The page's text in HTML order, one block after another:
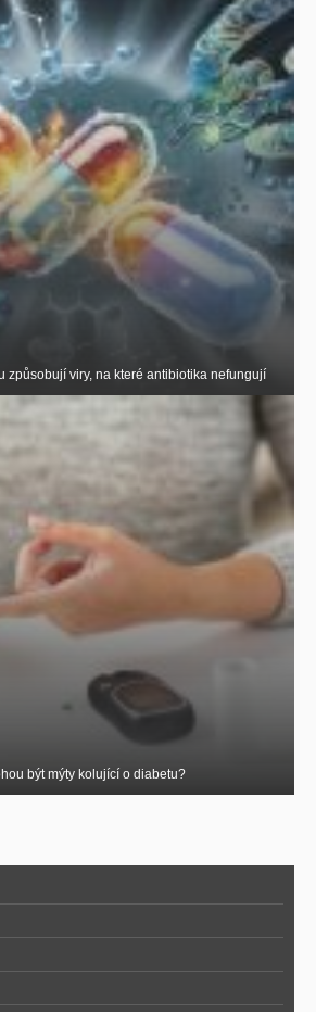
způsobují viry, na které antibiotika nefungují
být mýty kolující o diabetu?